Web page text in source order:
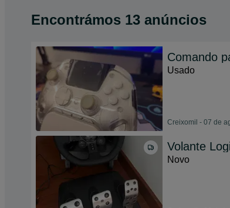
Encontrámos 13 anúncios
Comando
Usado
Creixomil - 07 de
Volante
Novo